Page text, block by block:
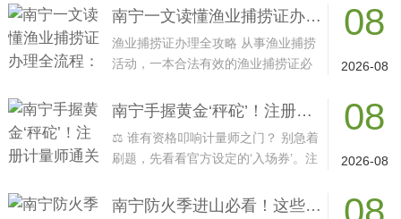
南宁一文读懂渔业捕捞证办理全流程：从申请到拿证的捷径
渔业捕捞证办理全攻略 从事渔业捕捞
活动，一本合法有效的渔业捕捞证必
08
2026-08
南宁手握黄金‘秤砣’！注册计量师通关全攻略 避坑指南
⚖️ 谁有资格叩响计量师之门？ 别急着
刷题，先看看官方设定的‘入场券’。注
08
2026-08
南宁防火季进山必看！这些规定千万别踩雷